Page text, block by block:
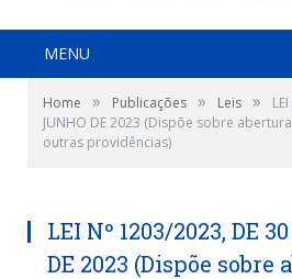
MENU
Home » Publicações » Leis »
JUNHO DE 2023 (Dispõe sobre
outras providências)
LEI Nº 1203/2023, DE
DE 2023 (Dispõe sobre